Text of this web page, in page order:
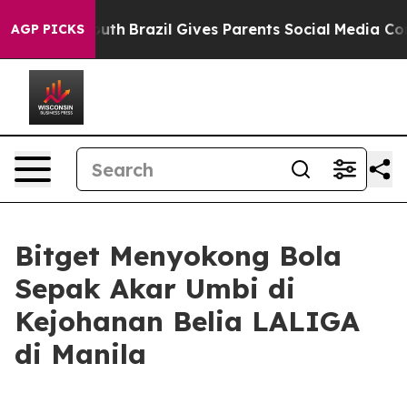
AGP PICKS
to Youth Brazil Gives Parents Social Media
Bitget Menyokong Bola
Sepak Akar Umbi di
Kejohanan Belia LALIGA
di Manila